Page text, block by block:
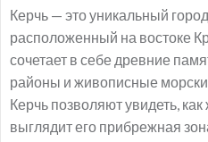
Керчь — это уникальный
расположенный на востоке
сочетает в себе древние
районы и живописные
Керчь позволяют увидеть,
выглядит его прибрежная